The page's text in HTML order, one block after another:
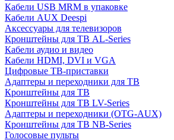
Кабели USB MRM в упаковке
Кабели AUX Deespi
Аксессуары для телевизоров
Кронштейны для ТВ AL-Series
Кабели аудио и видео
Кабели HDMI, DVI и VGA
Цифровые ТВ-приставки
Адаптеры и переходники для ТВ
Кронштейны для ТВ
Кронштейны для ТВ LV-Series
Адаптеры и переходники (OTG-AUX)
Кронштейны для ТВ NB-Series
Голосовые пульты